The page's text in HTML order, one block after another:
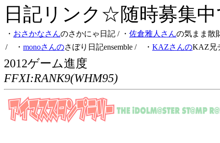
日記リンク☆随時募集
・ おさかなさんのさかにゃ日記 / ・ 佐倉雅人さんの気まま散
/ ・ monoさんのさぼり日記ensemble / ・ KAZさんのKAZ兄
2012ゲーム進度
FFXI:RANK9(WHM95)